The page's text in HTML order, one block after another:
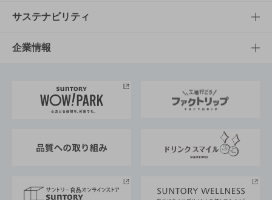
商品発売情報
栄養成分一覧
キャンペーン
工場見学
地域情報
文化・スポーツTOP
サントリーホール
サントリーサンバーズ大阪
サステナビリティ
サステナビリティTOP
サントリーが考えるサステナビリティ経営
企業情報
企業概要
採用情報